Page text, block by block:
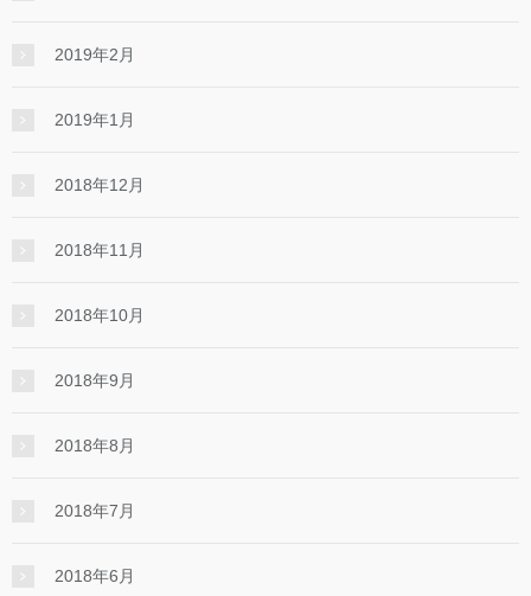
2019年2月
2019年1月
2018年12月
2018年11月
2018年10月
2018年9月
2018年8月
2018年7月
2018年6月